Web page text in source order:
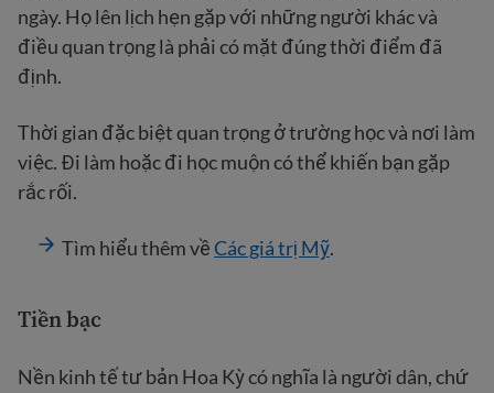
ngày. Họ lên lịch hẹn gặp với những người khác và
điều quan trọng là phải có mặt đúng thời điểm đã
định.
Thời gian đặc biệt quan trọng ở trường học và nơi làm
việc. Đi làm hoặc đi học muộn có thể khiến bạn gặp
rắc rối.
Tìm hiểu thêm về Các giá trị Mỹ.
Tiền bạc
Nền kinh tế tư bản Hoa Kỳ có nghĩa là người dân, chứ